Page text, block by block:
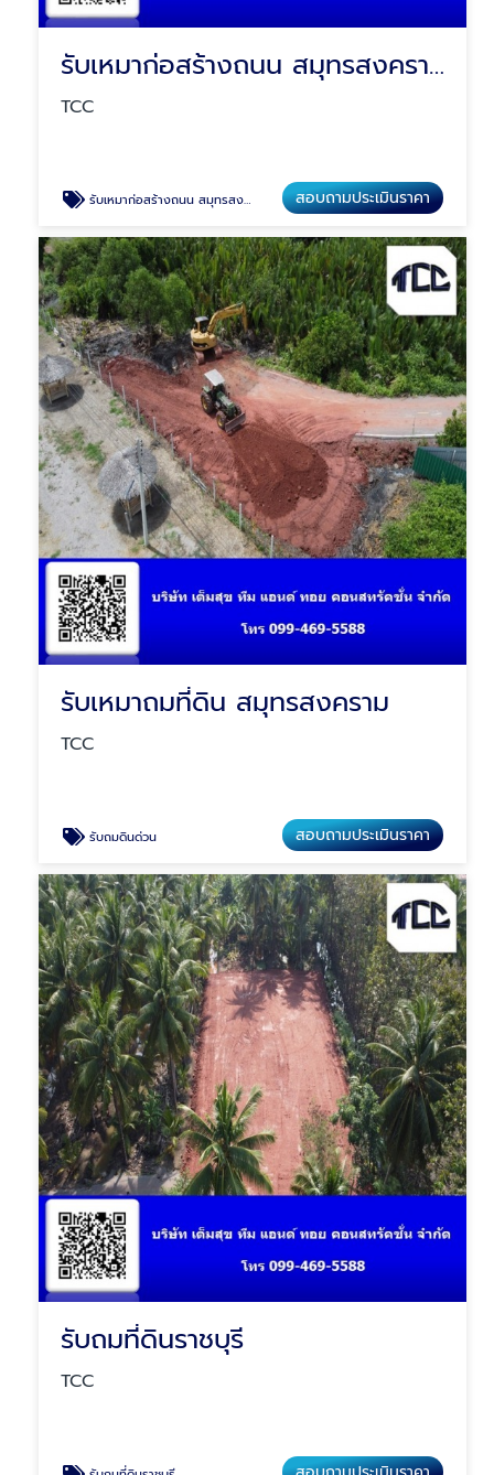
รับเหมาก่อสร้างถนน สมุทรสงคราม
TCC
รับเหมาก่อสร้างถนน สมุทรสงคราม สอบถามประเมินราคา
รับเหมาถมที่ดิน สมุทรสงคราม
TCC
รับถมดินด่วน สอบถามประเมินราคา
รับถมที่ดินราชบุรี
TCC